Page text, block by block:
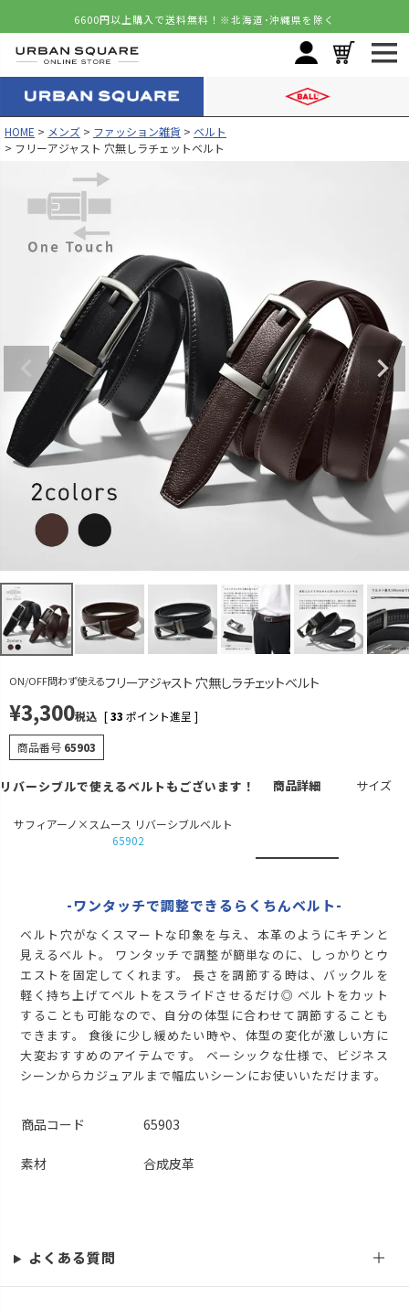
6600円以上購入で送料無料！ ※北海道･沖縄県を除く
HOME メンズ ファッション雑貨
ベルト
フリーアジャスト 穴無しラチェットベルト
ON/OFF問わず使えるフリーアジャスト 穴無しラチェットベルト
¥3,300税込 [33 ポイント進呈 ]
商品番号 65903
サイズ
ブラウン
FREE
残りわずか
カートに入れる
ブラック
FREE
残りわずか
カートに入れる
リバーシブルで使えるベルトもございます！
サフィアーノ×スムース リバーシブルベルト
65902
商品詳細 サイズ
-ワンタッチで調整できるらくちんベルト-
ベルト穴がなくスマートな印象を与え、本革のようにキチンと
見えるベルト。 ワンタッチで調整が簡単なのに、しっかりとウ
エストを固定してくれます。 長さを調節する時は、バックルを
軽く持ち上げてベルトをスライドさせるだけ◎ ベルトをカット
することも可能なので、自分の体型に合わせて調節することも
できます。 食後に少し緩めたい時や、体型の変化が激しい方に
大変おすすめのアイテムです。 ベーシックな仕様で、ビジネス
シーンからカジュアルまで幅広いシーンにお使いいただけます。
商品コード 65903
素材 合成皮革
よくある質問